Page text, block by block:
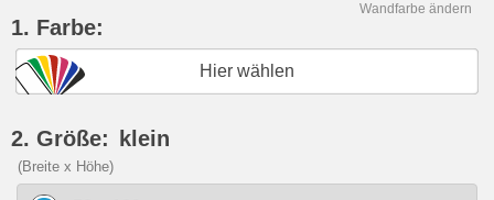
Wandfarbe ändern
1. Farbe:
Hier wählen
2. Größe: klein
(Breite x Höhe)